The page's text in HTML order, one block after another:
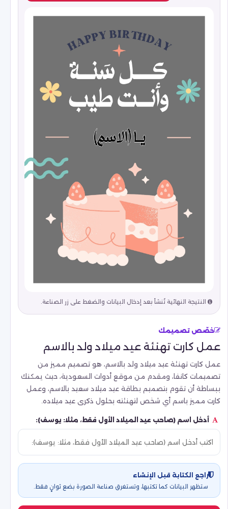
النتيجة النهائية تُنشأ بعد إدخال البيانات والضغط على زر الصناعة.
خصّص تصميمك
عمل كارت تهنئة عيد ميلاد ولد بالاسم
عمل كارت تهنئة عيد ميلاد ولد بالاسم، هو تصميم مميز من
تصميمات كانفا، ومقدم من موقع أدوات السعودية، حيث يمكنك
ببساطة أن تقوم بتصميم بطاقة عيد ميلاد سعيد بالاسم، وعمل
كارت مميز باسم أي شخص لتهنئته بحلول ذكرى عيد ميلاده.
أدخل اسم (صاحب عيد الميلاد الأول فقط، مثلا: يوسف):
راجع الكتابة قبل الإنشاء
ستظهر البيانات كما تكتبها، وتستغرق صناعة الصورة بضع ثوانٍ فقط.